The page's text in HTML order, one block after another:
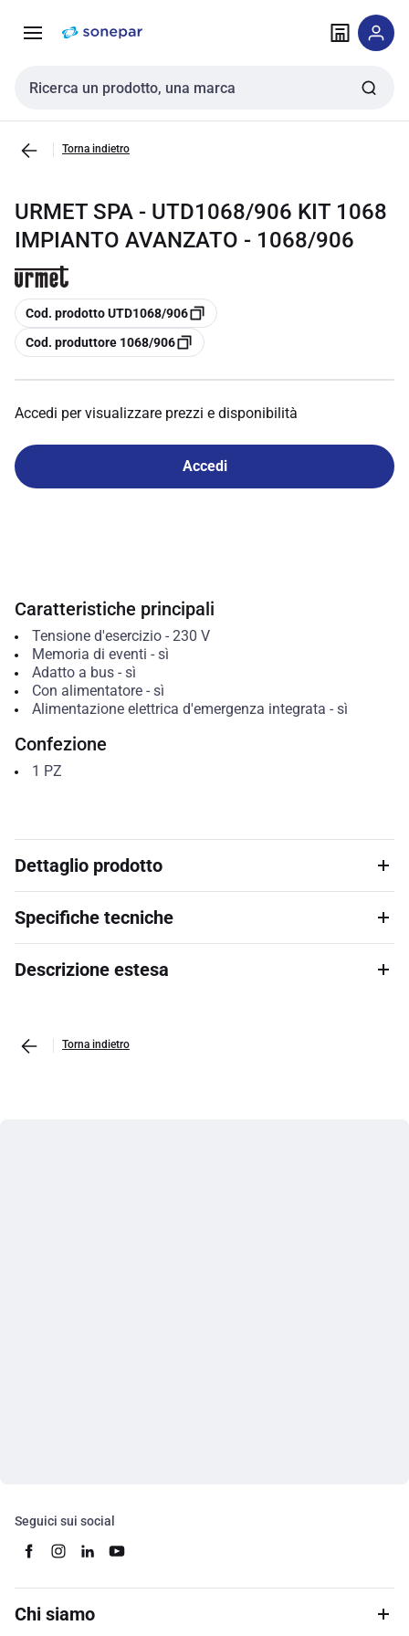
navigazione alla
Cerca input
Torna indietro
URMET SPA - UTD1068/906 KIT 1068
IMPIANTO AVANZATO - 1068/906
copia
Cod. prodotto UTD1068/906
copia
Cod. produttore 1068/906
Accedi per visualizzare prezzi e disponibilità
Accedi
Caratteristiche principali
Tensione d'esercizio- 230 V
Memoria di eventi - sì
Adatto a bus- sì
Con alimentatore- sì
Alimentazione elettrica d'emergenza integrata - sì
Confezione
1 PZ
Dettaglio prodotto
Specifiche tecniche
Descrizione estesa
Torna indietro
Seguici sui social
Chi siamo